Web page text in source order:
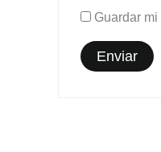
Guardar